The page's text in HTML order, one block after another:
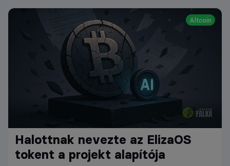
Altcoin
Halottnak nevezte az ElizaOS
tokent a projekt alapítója